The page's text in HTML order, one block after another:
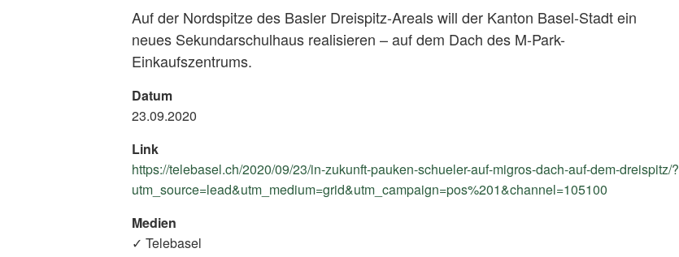
Auf der Nordspitze des Basler Dreispitz-Areals will der Kanton Basel-Stadt ein
neues Sekundarschulhaus realisieren – auf dem Dach des M-Park-
Einkaufszentrums.
Datum
23.09.2020
Link
https://telebasel.ch/2020/09/23/in-zukunft-pauken-schueler-auf-migros-dach-auf-dem-dreispitz/?
utm_source=lead&utm_medium=grid&utm_campaign=pos%201&channel=105100
Medien
✓ Telebasel